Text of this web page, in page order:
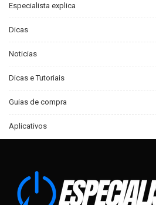
Especialista explica
Dicas
Noticias
Dicas e Tutoriais
Guias de compra
Aplicativos